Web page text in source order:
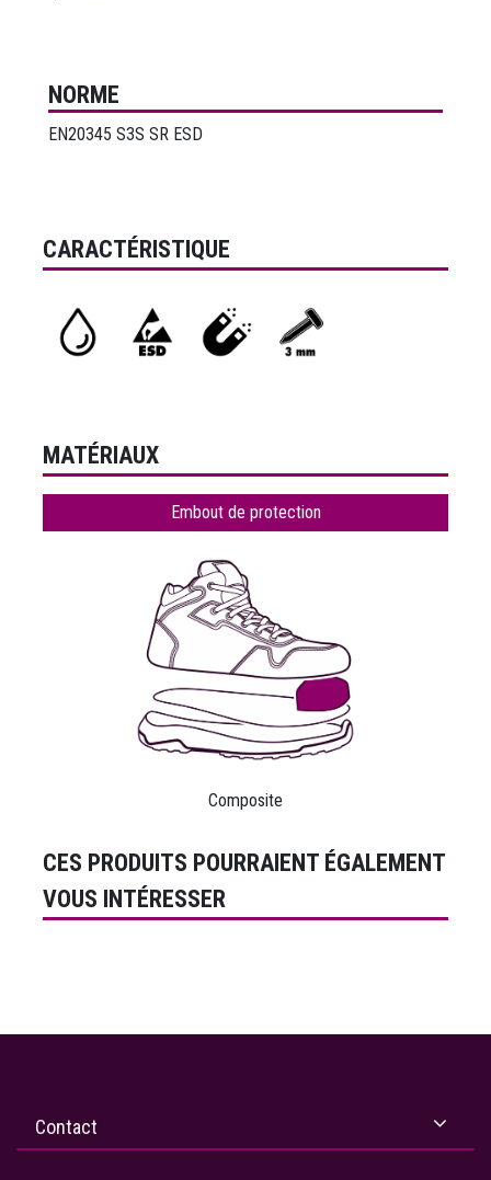
NORME
EN20345 S3S SR ESD
CARACTÉRISTIQUE
MATÉRIAUX
Embout de protection
Composite
CES PRODUITS POURRAIENT ÉGALEMENT
VOUS INTÉRESSER
Contact